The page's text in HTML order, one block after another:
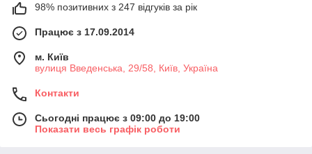
98% позитивних з 247 відгуків за рік
Працює з 17.09.2014
м. Київ
вулиця Введенська, 29/58, Київ, Україна
Контакти
Сьогодні працює з 09:00 до 19:00
Показати весь графік роботи